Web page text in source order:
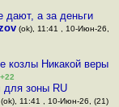
дают, а за деньги
(ok), 11:41 , 10-Июн-26,
козлы Никакой веры
+22
для зоны RU
(ok), 11:41 , 10-Июн-26, (21)